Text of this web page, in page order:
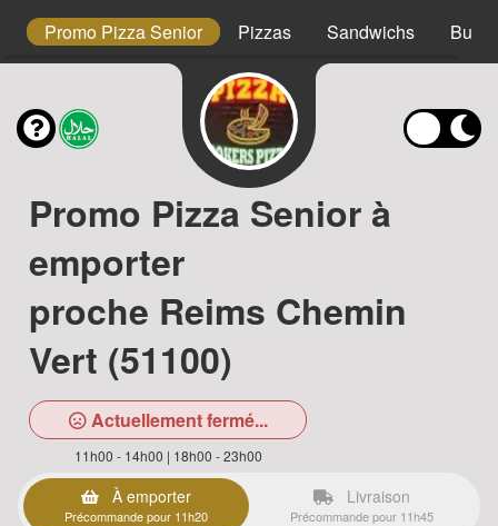
Promo Pizza Senior Pizzas Sandwichs
Promo Pizza Senior à
emporter
proche Reims Chemin
Vert (51100)
Actuellement fermé...
11h00 - 14h00 | 18h00 - 23h00
À emporter
Précommande pour 11h20
Livraison
Précommande pour 11h45